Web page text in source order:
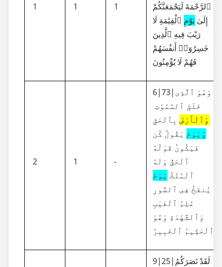
1 1 1
ٱلرَّحْمَةَ لَيَجْمَعَنَّكُمْ
إِلَىٰيَوْمِ ٱلْقِيَٰمَةِ لَا
رَيْبَ فِيهِ ٱلَّذِينَ
خَسِرُوٓا۟ أَنفُسَهُمْ
فَهُمْ لَا يُؤْمِنُونَ
2 1 -
6|73|وَهُوَ ٱلَّذِى
خَلَقَ ٱلسَّمَٰوَٰتِ
وَٱلْأَرْضَ بِٱلْحَقِّ
وَيَوْمَ يَقُولُ كُن
فَيَكُونُ قَوْلُهُ
ٱلْحَقُّ وَلَهُ
ٱلْمُلْكُ يَوْمَ
يُنفَخُ فِى ٱلصُّورِ
عَٰلِمُ ٱلْغَيْبِ
وَٱلشَّهَٰدَةِ وَهُوَ
ٱلْحَكِيمُ ٱلْخَبِيرُ
9|25|لَقَدْ نَصَرَكُمُ